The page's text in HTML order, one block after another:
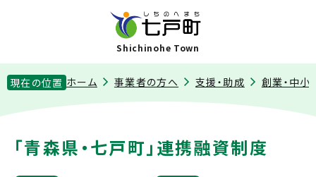
Shichinohe Town
現在の位置 ホーム 事業者の方へ 支援・助成 創業・中
「青森県・七戸町」連携融資制度